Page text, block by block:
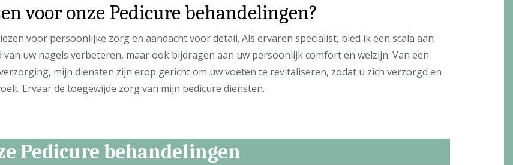
voor onze Pedicure behandelingen?
voor persoonlijke zorg en aandacht voor detail. Als ervaren specialist, bied ik een scala aan
uw nagels verbeteren, maar ook bijdragen aan uw persoonlijk comfort en welzijn. Van een
mijn diensten zijn erop gericht om uw voeten te revitaliseren, zodat u zich verzorgd en
Ervaar de toegewijde zorg van mijn pedicure diensten.
Pedicure behandelingen